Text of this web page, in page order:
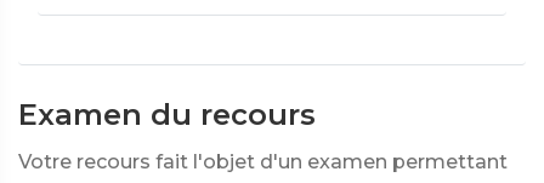
Examen du recours
Votre recours fait l'objet d'un examen permettant